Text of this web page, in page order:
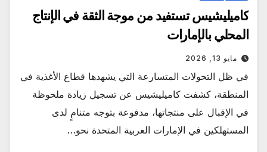
كاميليشيس تستفيد من موجة الثقة في الإنتاج
المحلي بالإمارات
مايو 13, 2026
في ظل التحولات المتسارعة التي يشهدها قطاع الأغذية في
المنطقة، كشفت كاميليشيس عن تسجيل زيادة ملحوظة
في الإقبال على منتجاتها، مدفوعة بتوجه متنامٍ لدى
المستهلكين في الإمارات العربية المتحدة نحو…